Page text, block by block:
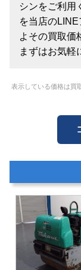
シンをご利用
を当店の
よその買取価
まずはお気軽
表示している価格は買